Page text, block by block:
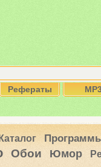
Рефераты
Каталог
Обои Юмор